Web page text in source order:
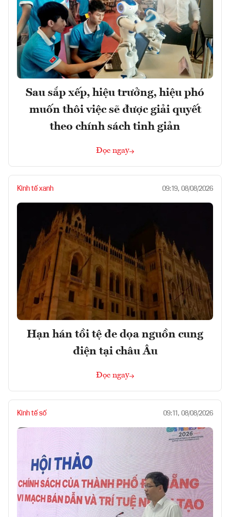
Sau sắp xếp, hiệu trưởng, hiệu phó
muốn thôi việc sẽ được giải quyết
theo chính sách tinh giản
Đọc ngay
Kinh tế xanh 09:19, 08/08/2026
Hạn hán tồi tệ đe dọa nguồn cung
điện tại châu Âu
Đọc ngay
Kinh tế số 09:11, 08/08/2026